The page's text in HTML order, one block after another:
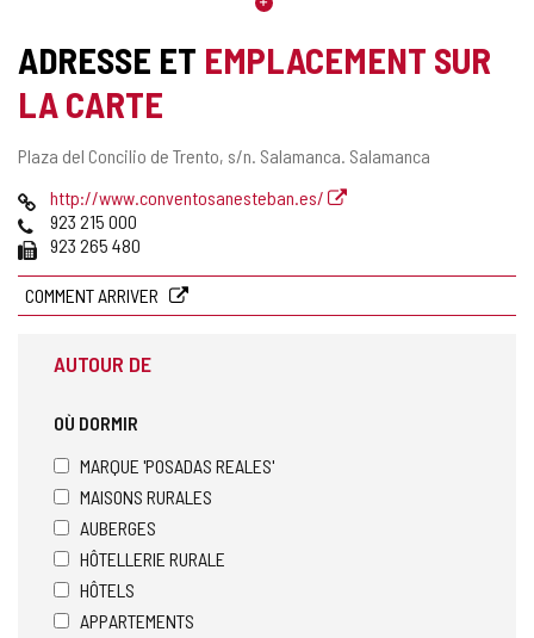
ADRESSE ET EMPLACEMENT SUR
LA CARTE
Adresse
Plaza del Concilio de Trento, s/n. Salamanca. Salamanca
Page
Web
http://www.conventosanesteban.es/
Téléphones
923 215 000
Fax 923 265 480
COMMENT ARRIVER
AUTOUR DE
OÙ DORMIR
MARQUE 'POSADAS REALES'
MAISONS RURALES
AUBERGES
HÔTELLERIE RURALE
HÔTELS
APPARTEMENTS